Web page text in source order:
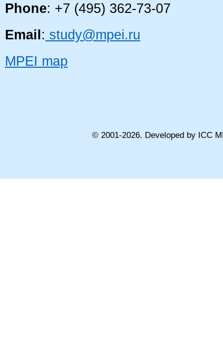
Phone: +7 (495) 362-73-07
Email : study@mpei.ru
MPEI map
© 2001-2026. Developed by ICC